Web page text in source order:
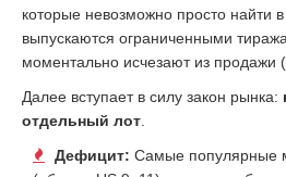
которые невозможно просто найти
выпускаются ограниченными
моментально исчезают из продажи (
Далее вступает в силу закон рынка:
отдельный лот
Дефицит: Самые популярные